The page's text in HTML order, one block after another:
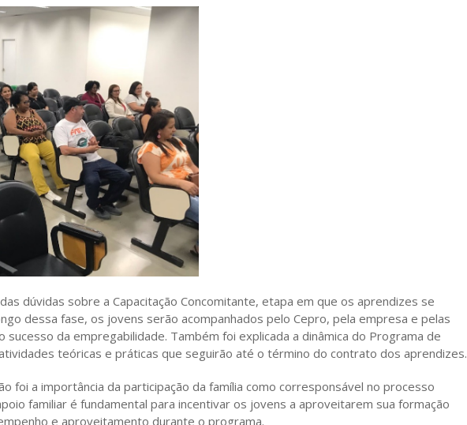
dúvidas sobre a Capacitação Concomitante, etapa em que os aprendizes se
dessa fase, os jovens serão acompanhados pelo Cepro, pela empresa e pelas
da empregabilidade. Também foi explicada a dinâmica do Programa de
teóricas e práticas que seguirão até o término do contrato dos aprendizes.
foi a importância da participação da família como corresponsável no processo
familiar é fundamental para incentivar os jovens a aproveitarem sua formação
e aproveitamento durante o programa.